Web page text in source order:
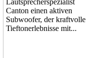
Lautsprecherspezialist
Canton einen aktiven
Subwoofer, der kraftvolle
Tieftonerlebnisse mit...